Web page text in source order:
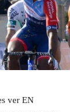
ver EN